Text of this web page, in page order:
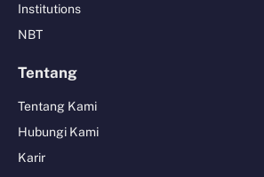
Institutions
NBT
Tentang
Tentang Kami
Hubungi Kami
Karir